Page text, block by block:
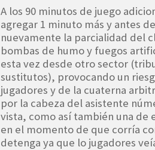
A los 90 minutos de juego
agregar 1 minuto más y antes
nuevamente la parcialidad del
bombas de humo y fuegos
esta vez desde otro sector
sustitutos), provocando un
jugadores y de la cuaterna
por la cabeza del asistente
vista, como así también una de
en el momento de que corría
detenga ya que lo jugadores